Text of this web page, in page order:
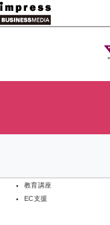
メ
イ
教育講座
EC支援